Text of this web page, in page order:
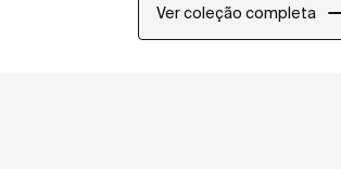
Ver coleção completa